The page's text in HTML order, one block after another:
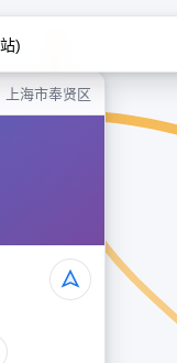
上海市奉贤区